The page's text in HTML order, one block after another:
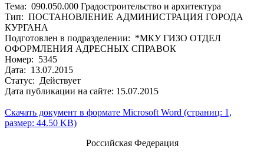
Тема: 090.050.000 Градостроительство и архитектура
Тип: ПОСТАНОВЛЕНИЕ АДМИНИСТРАЦИЯ ГОРОДА
КУРГАНА
Подготовлен в подразделении: *МКУ ГИЗО ОТДЕЛ
ОФОРМЛЕНИЯ АДРЕСНЫХ СПРАВОК
Номер: 5345
Дата: 13.07.2015
Статус: Действует
Дата публикации на сайте: 15.07.2015
Скачать документ в формате Microsoft Word (страниц: 1,
размер: 44.50 KB)
Российская Федерация